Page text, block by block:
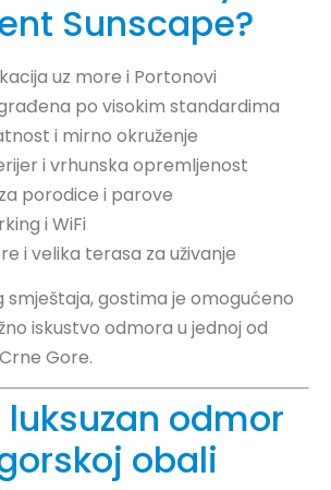
Sunscape?
uz more i Portonovi
po visokim standardima
i mirno okruženje
i vrhunska opremljenost
porodice i parove
i WiFi
i velika terasa za uživanje
smještaja, gostima je omogućeno
iskustvo odmora u jednoj od
Gore.
luksuzan odmor
obali